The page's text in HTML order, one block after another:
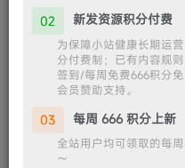
4
Yuki
8个月前更新 66次阅读
02 新发资源积分付费
为保障小站健康长期运
分付费制；已有内容规
签到/每周免费666积分
会员赞助支持。
03 每周 666 积分上新
全站用户均可领取的每
～